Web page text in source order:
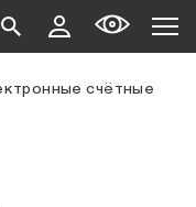
счётные